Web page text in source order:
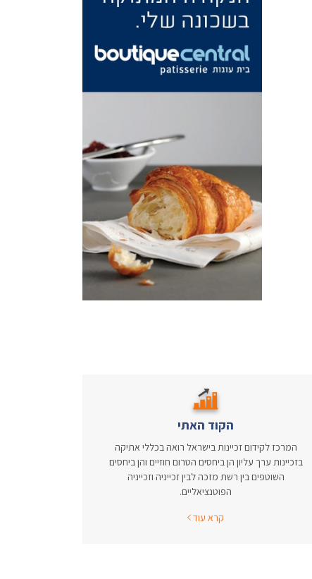
הקוד האתי
המרכז לקידום זכיינות בישראל רואה בכללי אתיקה
בזכיינות ערך עליון הן ביחסים הטרום חוזיים והן ביחסים
השוטפים בין רשת מזכה לבין זכייניה וזכייניה
הפוטנציאליים.
קרא עוד